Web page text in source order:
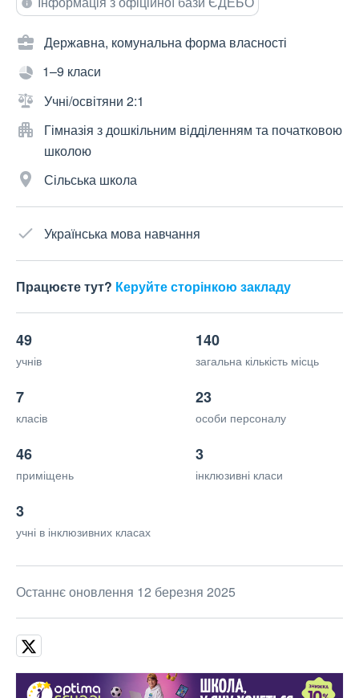
Державна, комунальна форма власності
1–9 класи
Учні/освітяни 2:1
Гімназія з дошкільним відділенням та початковою
школою
Сільська школа
Українська мова навчання
Працюєте тут? Керуйте сторінкою закладу
49
учнів
140
загальна кількість місць
7
класів
23
особи персоналу
46
приміщень
3
інклюзивні класи
3
учні в інклюзивних класах
Останнє оновлення 12 березня 2025